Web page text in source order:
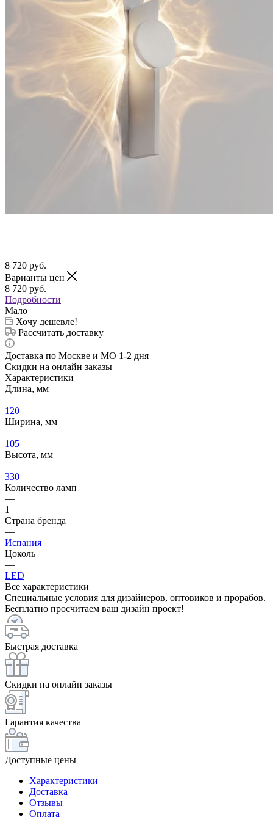
8 720 руб.
Варианты цен
8 720 руб.
Подробности
Мало
Хочу дешевле!
Рассчитать доставку
Доставка по Москве и МО 1-2 дня
Скидки на онлайн заказы
Характеристики
Длина, мм
—
120
Ширина, мм
—
105
Высота, мм
—
330
Количество ламп
—
1
Страна бренда
—
Испания
Цоколь
—
LED
Все характеристики
Специальные условия для дизайнеров, оптовиков и прорабов.
Бесплатно просчитаем ваш дизайн проект!
Быстрая доставка
Скидки на онлайн заказы
Гарантия качества
Доступные цены
Характеристики
Доставка
Отзывы
Оплата